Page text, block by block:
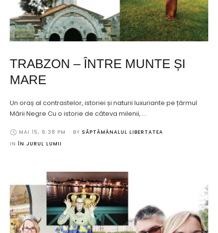
TRABZON – ÎNTRE MUNTE ȘI
MARE
Un oraș al contrastelor, istoriei și naturii luxuriante pe țărmul
Mării Negre Cu o istorie de câteva milenii, …
MAI 15, 6:38 PM BY SĂPTĂMÂNALUL LIBERTATEA
IN ÎN JURUL LUMII